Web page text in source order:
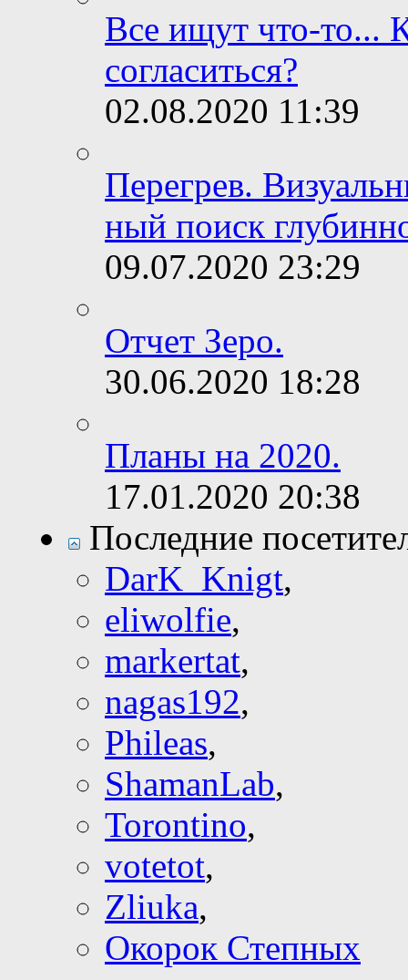
Все ищут что-то...
согласиться?
02.08.2020 11:39
Перегрев.
ный поиск
09.07.2020 23:29
Отчет Зеро.
30.06.2020 18:28
Планы на 2020.
17.01.2020 20:38
Последние
DarK_Knigt,
eliwolfie,
markertat,
nagas192,
Phileas,
ShamanLab,
Torontino,
votetot,
Zliuka,
Окорок Степных